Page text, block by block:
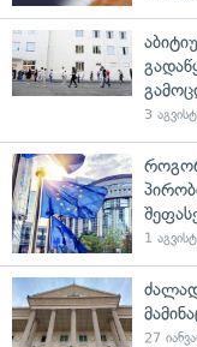
3
1
27